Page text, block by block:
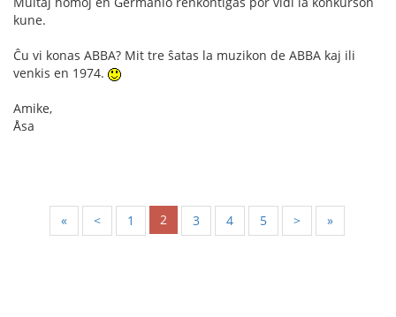
kune.
Ĉu vi konas ABBA? Mit tre ŝatas la muzikon de ABBA kaj ili
venkis en 1974.
Amike,
Åsa
« < 1 2 3 4 5 > »